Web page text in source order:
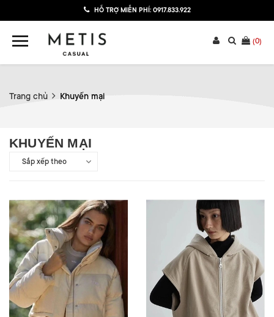
HỖ TRỢ MIỄN PHÍ: 0917.833.922
(0)
Trang chủ Khuyến mại
KHUYẾN MẠI
Sắp xếp theo